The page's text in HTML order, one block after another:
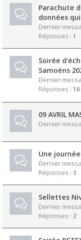
Parachute
données
Dernier
Réponses : 1
Soirée
Samoëns
Dernier
Réponses : 16
09 AVRIL
Dernier
Une
Dernier
Réponses : 3
Sellettes
Dernier
Réponses : 2